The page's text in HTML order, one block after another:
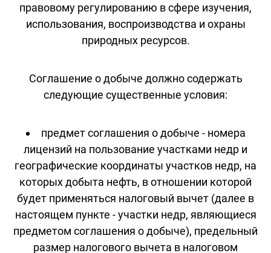
правовому регулированию в сфере изучения,
использования, воспроизводства и охраны
природных ресурсов.
Соглашение о добыче должно содержать
следующие существенные условия:
предмет соглашения о добыче - номера
лицензий на пользование участками недр и
географические координаты участков недр, на
которых добыта нефть, в отношении которой
будет применяться налоговый вычет (далее в
настоящем пункте - участки недр, являющиеся
предметом соглашения о добыче), предельный
размер налогового вычета в налоговом